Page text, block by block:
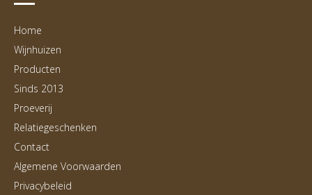
Home
Wijnhuizen
Producten
Sinds 2013
Proeverij
Relatiegeschenken
Contact
Algemene Voorwaarden
Privacybeleid